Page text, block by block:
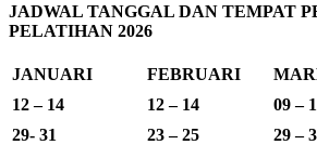
JADWAL TANGGAL DAN TEMPAT
PELATIHAN 2026
JANUARI FEBRUARI
12 – 14
12 – 14 09 –
29- 31
23 – 25 29 –